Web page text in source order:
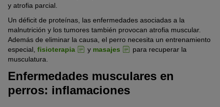
y atrofia parcial.
Un déficit de proteínas, las enfermedades asociadas a la
malnutrición y los tumores también provocan atrofia muscular.
Además de eliminar la causa, el perro necesita un entrenamiento
especial, fisioterapia y masajes
para recuperar la
musculatura.
Enfermedades musculares en
perros: inflamaciones